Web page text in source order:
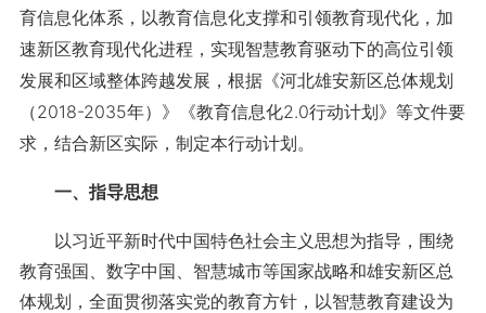
育信息化体系，以教育信息化支撑和引领教育现代化，加
速新区教育现代化进程，实现智慧教育驱动下的高位引领
发展和区域整体跨越发展，根据《河北雄安新区总体规划
（2018-2035年）》《教育信息化2.0行动计划》等文件要
求，结合新区实际，制定本行动计划。
一、指导思想
以习近平新时代中国特色社会主义思想为指导，围绕
教育强国、数字中国、智慧城市等国家战略和雄安新区总
体规划，全面贯彻落实党的教育方针，以智慧教育建设为